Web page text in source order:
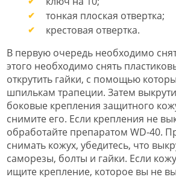
тонкая плоская отвертка;
крестовая отвертка.
В первую очередь необходимо
этого необходимо снять
открутить гайки, с помощью
шпилькам трапеции. Затем
боковые крепления защитного
снимите его. Если крепления не
обработайте препаратом WD-40.
снимать кожух, убедитесь, что
саморезы, болты и гайки. Если
ищите крепление, которое вы не